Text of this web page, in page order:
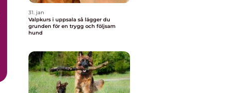
31. jan
Valpkurs i uppsala så lägger du
grunden för en trygg och följsam
hund